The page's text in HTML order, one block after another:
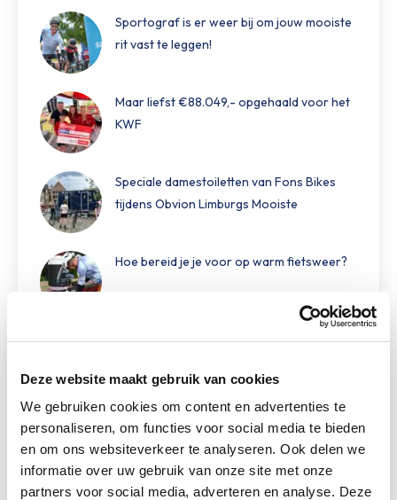
Deze website maakt gebruik van cookies
We gebruiken cookies om content en advertenties te
personaliseren, om functies voor social media te bieden
en om ons websiteverkeer te analyseren. Ook delen we
informatie over uw gebruik van onze site met onze
partners voor social media, adverteren en analyse. Deze
Sportograf is er weer bij om jouw mooiste
rit vast te leggen!
Maar liefst €88.049,- opgehaald voor het
KWF
Speciale damestoiletten van Fons Bikes
tijdens Obvion Limburgs Mooiste
Hoe bereid je je voor op warm fietsweer?
Wat te doen bij verschillende
Daginschrijvingen Obvion Limburgs
Mooiste 2026